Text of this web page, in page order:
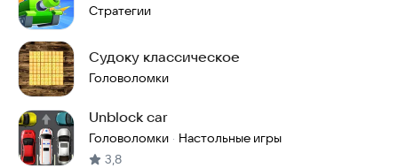
Стратегии
Судоку классическое
Головоломки
Unblock car
Головоломки · Настольные игры
3,8